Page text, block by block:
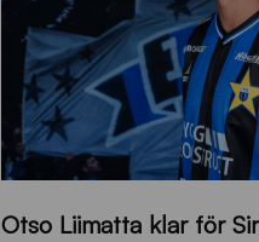
L
Otso Liimatta klar för